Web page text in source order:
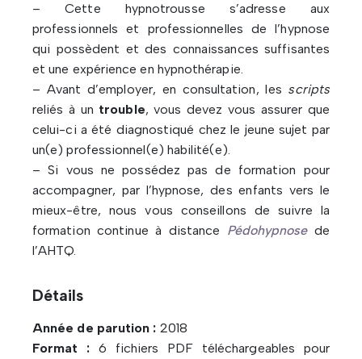
– Cette hypnotrousse s’adresse aux
professionnels et professionnelles de l’hypnose
qui possèdent et des connaissances suffisantes
et une expérience en hypnothérapie.
– Avant d’employer, en consultation, les scripts
reliés à un trouble, vous devez vous assurer que
celui-ci a été diagnostiqué chez le jeune sujet par
un(e) professionnel(e) habilité(e).
– Si vous ne possédez pas de formation pour
accompagner, par l’hypnose, des enfants vers le
mieux-être, nous vous conseillons de suivre la
formation continue à distance Pédohypnosede
l’AHTQ.
Détails
Année de parution : 2018
Format : 6 fichiers PDF téléchargeables pour